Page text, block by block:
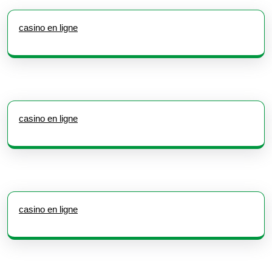
casino en ligne
casino en ligne
casino en ligne